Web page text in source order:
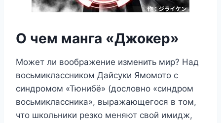
О чем манга «Джокер»
Может ли воображение изменить мир? Над
восьмиклассником Дайсуки Ямомото с
синдромом «Тюнибё» (дословно «синдром
восьмиклассника», выражающегося в том,
что школьники резко меняют свой имидж,